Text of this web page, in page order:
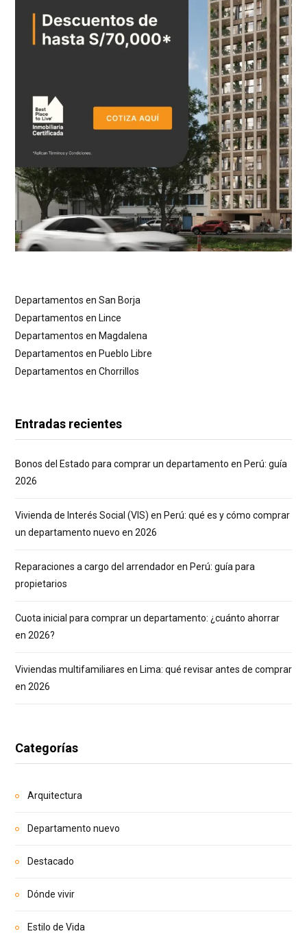
Departamentos en San Borja
Departamentos en Lince
Departamentos en Magdalena
Departamentos en Pueblo Libre
Departamentos en Chorrillos
Entradas recientes
Bonos del Estado para comprar un departamento en Perú: guía
2026
Vivienda de Interés Social (VIS) en Perú: qué es y cómo comprar
un departamento nuevo en 2026
Reparaciones a cargo del arrendador en Perú: guía para
propietarios
Cuota inicial para comprar un departamento: ¿cuánto ahorrar
en 2026?
Viviendas multifamiliares en Lima: qué revisar antes de comprar
en 2026
Categorías
Arquitectura
Departamento nuevo
Destacado
Dónde vivir
Estilo de Vida